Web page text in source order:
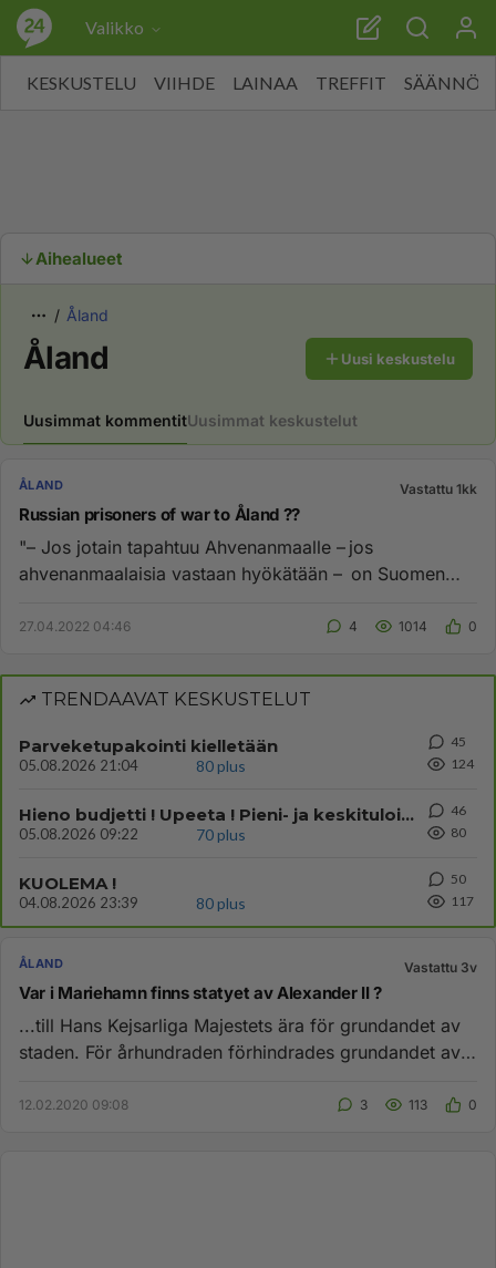
Valikko
KESKUSTELU VIIHDE LAINAA TREFFIT SÄÄNNÖT
Aihealueet
Åland
Åland Uusi keskustelu
Uusimmat kommentitUusimmat keskustelut
ÅLAND Vastattu 1kk
Russian prisoners of war to Åland ??
"– Jos jotain tapahtuu Ahvenanmaalle – jos
ahvenanmaalaisia vastaan hyökätään – on Suomen
27.04.2022 04:46 4 1014 0
TRENDAAVAT KESKUSTELUT
Parveketupakointi kielletään
05.08.2026 21:04 80 plus
45
124
Hieno budjetti ! Upeeta ! Pieni- ja keskituloisen arki muuttuu aivan radikaalisti
05.08.2026 09:22 70 plus
46
80
KUOLEMA !
04.08.2026 23:39 80 plus
50
117
ÅLAND Vastattu 3v
Var i Mariehamn finns statyet av Alexander II ?
...till Hans Kejsarliga Majestets ära för grundandet av
staden. För århundraden förhindrades grundandet av
12.02.2020 09:08 3 113 0